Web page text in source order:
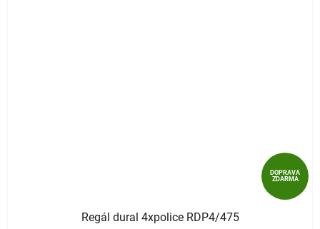
DOPRAVA
ZDARMA
Regál dural 4xpolice RDP4/475